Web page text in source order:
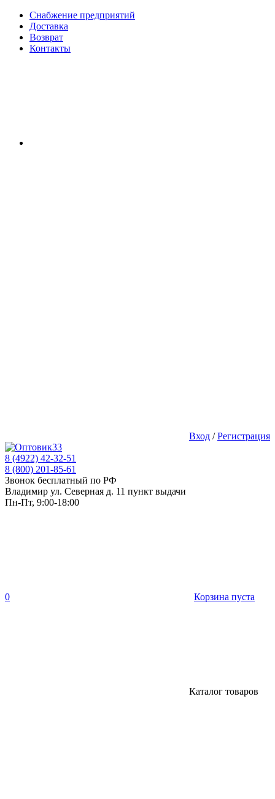
Снабжение предприятий
Доставка
Возврат
Контакты
Вход /Регистрация
8 (4922) 42-32-51
8 (800) 201-85-61
Звонок бесплатный по РФ
Владимир ул. Северная д. 11 пункт выдачи
Пн-Пт, 9:00-18:00
0 Корзина пуста
Каталог товаров